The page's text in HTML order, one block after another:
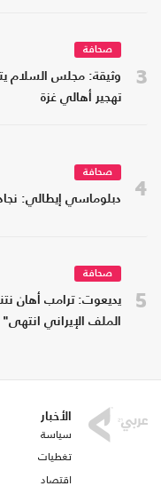
3
صحافة
وثيقة: مجلس السلام
تهجير أهالي غزة
4
صحافة
دبلوماسي إيطالي:
5
صحافة
يديعوت: ترامب أهان
الملف الإيراني انتهى"
الأخبار
سياسة
تغطيات
اقتصاد